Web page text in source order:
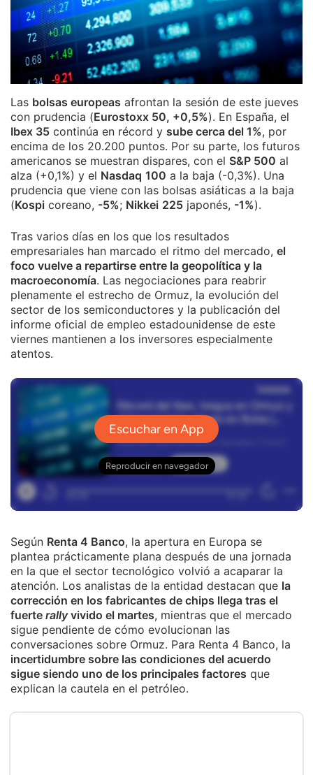
Las bolsas europeas afrontan la sesión de este jueves
con prudencia (Eurostoxx 50, +0,5%). En España, el
Ibex 35 continúa en récord y sube cerca del 1%, por
encima de los 20.200 puntos. Por su parte, los futuros
americanos se muestran dispares, con el S&P 500 al
alza (+0,1%) y el Nasdaq 100 a la baja (-0,3%). Una
prudencia que viene con las bolsas asiáticas a la baja
(Kospi coreano, -5%; Nikkei 225 japonés, -1%).
Tras varios días en los que los resultados
empresariales han marcado el ritmo del mercado, el
foco vuelve a repartirse entre la geopolítica y la
macroeconomía. Las negociaciones para reabrir
plenamente el estrecho de Ormuz, la evolución del
sector de los semiconductores y la publicación del
informe oficial de empleo estadounidense de este
viernes mantienen a los inversores especialmente
atentos.
Según Renta 4 Banco, la apertura en Europa se
plantea prácticamente plana después de una jornada
en la que el sector tecnológico volvió a acaparar la
atención. Los analistas de la entidad destacan que la
corrección en los fabricantes de chips llega tras el
fuerte rallyvivido el martes, mientras que el mercado
sigue pendiente de cómo evolucionan las
conversaciones sobre Ormuz. Para Renta 4 Banco, la
incertidumbre sobre las condiciones del acuerdo
sigue siendo uno de los principales factores que
explican la cautela en el petróleo.